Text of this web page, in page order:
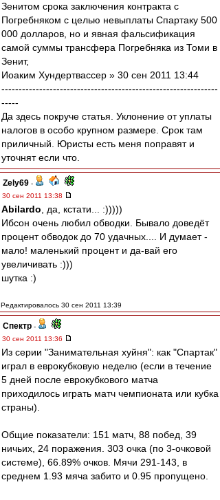
Зенитом срока заключения контракта с
Погребняком с целью невыплаты Спартаку 500
000 долларов, но и явная фальсификация
самой суммы трансфера Погребняка из Томи в
Зенит,
Иоаким Хундертвассер » 30 сен 2011 13:44
---------------------------------------------------------------
-----
Да здесь покруче статья. Уклонение от уплаты
налогов в особо крупном размере. Срок там
приличный. Юристы есть меня поправят и
уточнят если что.
Zely69 -
30 сен 2011 13:38
Abilardo , да, кстати... :)))))
Ибсон очень любил обводки. Бывало доведёт
процент обводок до 70 удачных.... И думает -
мало! маленький процент и да-вай его
увеличивать :)))
шутка :)
Редактировалось 30 сен 2011 13:39
Спектр -
30 сен 2011 13:36
Из серии "Занимательная хуйня": как "Спартак"
играл в еврокубковую неделю (если в течение
5 дней после еврокубкового матча
приходилось играть матч чемпионата или кубка
страны).
Общие показатели: 151 матч, 88 побед, 39
ничьих, 24 поражения. 303 очка (по 3-очковой
системе), 66.89% очков. Мячи 291-143, в
среднем 1.93 мяча забито и 0.95 пропущено.